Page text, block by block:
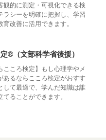
ブル・自然・環境・生物
員・教育 適性検査
観的に測定・可視化できる検
ラシーを明確に把握し、学習
改善に活用できます。
®（文部科学省後援）
こころ検定】もし心理学やメ
あるならこころ検定がおすす
して最適で、学んだ知識は誰
ることができます。